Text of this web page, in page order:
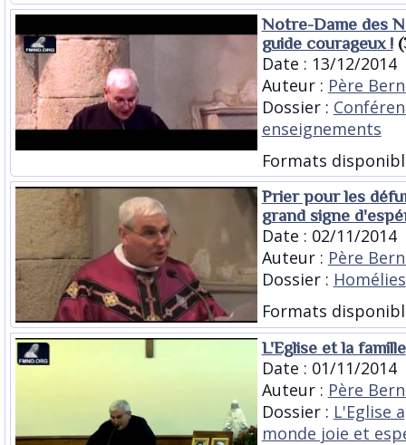
Notre-Dame des
guide courageux !
Date : 13/12/2014
Auteur : Père
Dossier :
enseignements
Formats
Prier pour les
grand signe
Date : 02/11/2014
Auteur : Père
Dossier : Homélies
Formats
L'Eglise et la famille
Date : 01/11/2014
Auteur : Père
Dossier : L'Eglise
monde joie et